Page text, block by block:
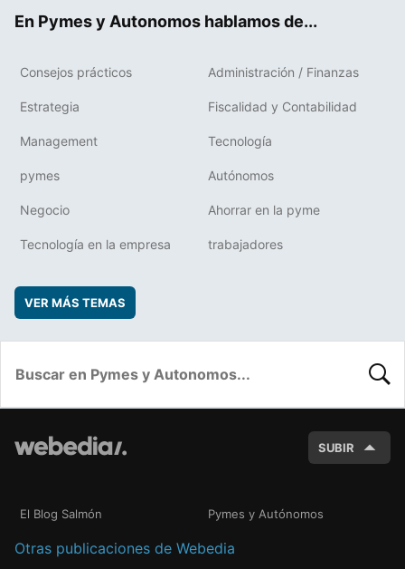
En Pymes y Autonomos hablamos de...
Consejos prácticos Administración / Finanzas
Estrategia Fiscalidad y Contabilidad
Management Tecnología
pymes Autónomos
Negocio Ahorrar en la pyme
Tecnología en la empresa trabajadores
VER MÁS TEMAS
SUBIR
El Blog Salmón Pymes y Autónomos
Otras publicaciones de Webedia